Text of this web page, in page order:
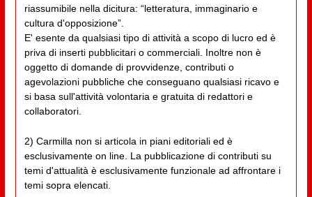
riassumibile nella dicitura: “letteratura, immaginario e
cultura d'opposizione”.
E' esente da qualsiasi tipo di attività a scopo di lucro ed è
priva di inserti pubblicitari o commerciali. Inoltre non è
oggetto di domande di provvidenze, contributi o
agevolazioni pubbliche che conseguano qualsiasi ricavo e
si basa sull'attività volontaria e gratuita di redattori e
collaboratori.
2) Carmilla non si articola in piani editoriali ed è
esclusivamente on line. La pubblicazione di contributi su
temi d'attualità è esclusivamente funzionale ad affrontare i
temi sopra elencati.